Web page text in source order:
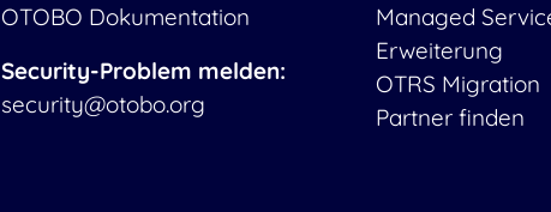
OTOBO Dokumentation
Security-Problem melden:
security@otobo.org
Managed
Erweiterung
OTRS Migration
Partner finden